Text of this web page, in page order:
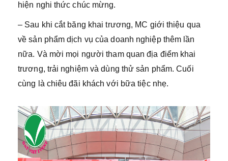
hiện nghi thức chúc mừng.
– Sau khi cắt băng khai trương, MC giới thiệu qua
về sản phẩm dịch vụ của doanh nghiệp thêm lần
nữa. Và mời mọi người tham quan địa điểm khai
trương, trải nghiệm và dùng thử sản phẩm. Cuối
cùng là chiêu đãi khách với bữa tiệc nhẹ.